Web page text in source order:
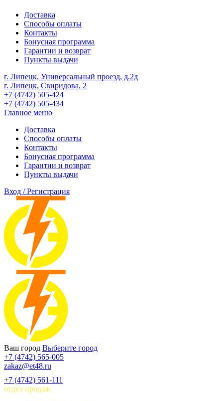
Доставка
Способы оплаты
Контакты
Бонусная программа
Гарантии и возврат
Пункты выдачи
г. Липецк, Универсальный проезд, д.2д
г. Липецк, Свиридова, 2
+7 (4742) 505-424
+7 (4742) 505-434
Главное меню
Доставка
Способы оплаты
Контакты
Бонусная программа
Гарантии и возврат
Пункты выдачи
Вход / Регистрация
Ваш город Выберите город
+7 (4742) 565-005
zakaz@et48.ru
+7 (4742) 561-111
отдел продаж